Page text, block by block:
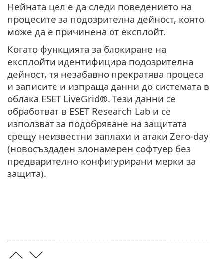
Нейната цел е да следи поведението на
процесите за подозрителна дейност, която
може да е причинена от експлойт.
Когато функцията за блокиране на
експлойти идентифицира подозрителна
дейност, тя незабавно прекратява процеса
и записите и изпраща данни до системата в
облака ESET LiveGrid®. Тези данни се
обработват в ESET Research Lab и се
използват за подобряване на защитата
срещу неизвестни заплахи и атаки Zero-day
(новосъздаден злонамерен софтуер без
предварително конфигурирани мерки за
защита).